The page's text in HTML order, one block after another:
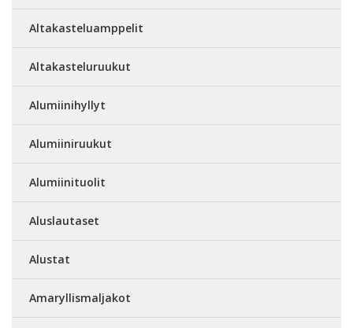
Altakasteluamppelit
Altakasteluruukut
Alumiinihyllyt
Alumiiniruukut
Alumiinituolit
Aluslautaset
Alustat
Amaryllismaljakot